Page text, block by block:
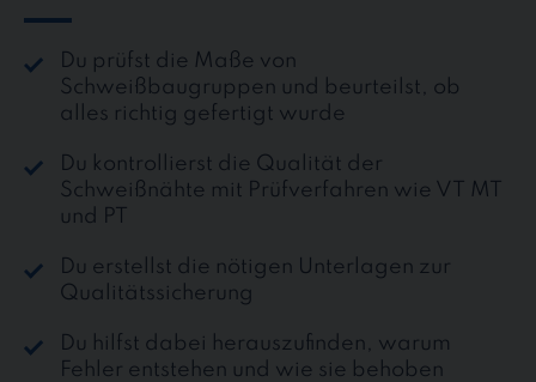
Du prüfst die Maße von
Schweißbaugruppen und beurteilst, ob
alles richtig gefertigt wurde
Du kontrollierst die Qualität der
Schweißnähte mit Prüfverfahren wie VT MT
und PT
Du erstellst die nötigen Unterlagen zur
Qualitätssicherung
Du hilfst dabei herauszufinden, warum
Fehler entstehen und wie sie behoben